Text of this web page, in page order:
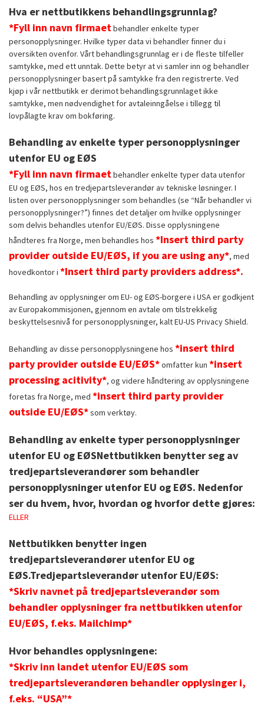
Hva er nettbutikkens behandlingsgrunnlag?
*Fyll inn navn firmaetbehandler enkelte typer
personopplysninger. Hvilke typer data vi behandler finner du i
oversikten ovenfor. Vårt behandlingsgrunnlag er i de fleste tilfeller
samtykke, med ett unntak. Dette betyr at vi samler inn og behandler
personopplysninger basert på samtykke fra den registrerte. Ved
kjøp i vår nettbutikk er derimot behandlingsgrunnlaget ikke
samtykke, men nødvendighet for avtaleinngåelse i tillegg til
lovpålagte krav om bokføring.
Behandling av enkelte typer personopplysninger
utenfor EU og EØS
*Fyll inn navn firmaetbehandler enkelte typer data utenfor
EU og EØS, hos en tredjepartsleverandør av tekniske løsninger. I
listen over personopplysninger som behandles (se “Når behandler vi
personopplysninger?”) finnes det detaljer om hvilke opplysninger
som delvis behandles utenfor EU/EØS. Disse opplysningene
håndteres fra Norge, men behandles hos *Insert third party
provider outside EU/EØS, if you are using any*, med
hovedkontor i *Insert third party providers address*.
Behandling av opplysninger om EU- og EØS-borgere i USA er godkjent
av Europakommisjonen, gjennom en avtale om tilstrekkelig
beskyttelsesnivå for personopplysninger, kalt EU-US Privacy Shield.
Behandling av disse personopplysningene hos *insert third
party provider outside EU/EØS*omfatter kun *insert
processing acitivity*, og videre håndtering av opplysningene
foretas fra Norge, med *insert third party provider
outside EU/EØS*som verktøy.
Behandling av enkelte typer personopplysninger
utenfor EU og EØSNettbutikken benytter seg av
tredjepartsleverandører som behandler
personopplysninger utenfor EU og EØS. Nedenfor
ser du hvem, hvor, hvordan og hvorfor dette gjøres:
ELLER
Nettbutikken benytter ingen
tredjepartsleverandører utenfor EU og
EØS.Tredjepartsleverandør utenfor EU/EØS:
*Skriv navnet på tredjepartsleverandør som
behandler opplysninger fra nettbutikken utenfor
EU/EØS, f.eks. Mailchimp*
Hvor behandles opplysningene:
*Skriv inn landet utenfor EU/EØS som
tredjepartsleverandøren behandler opplysinger i,
f.eks. “USA”*